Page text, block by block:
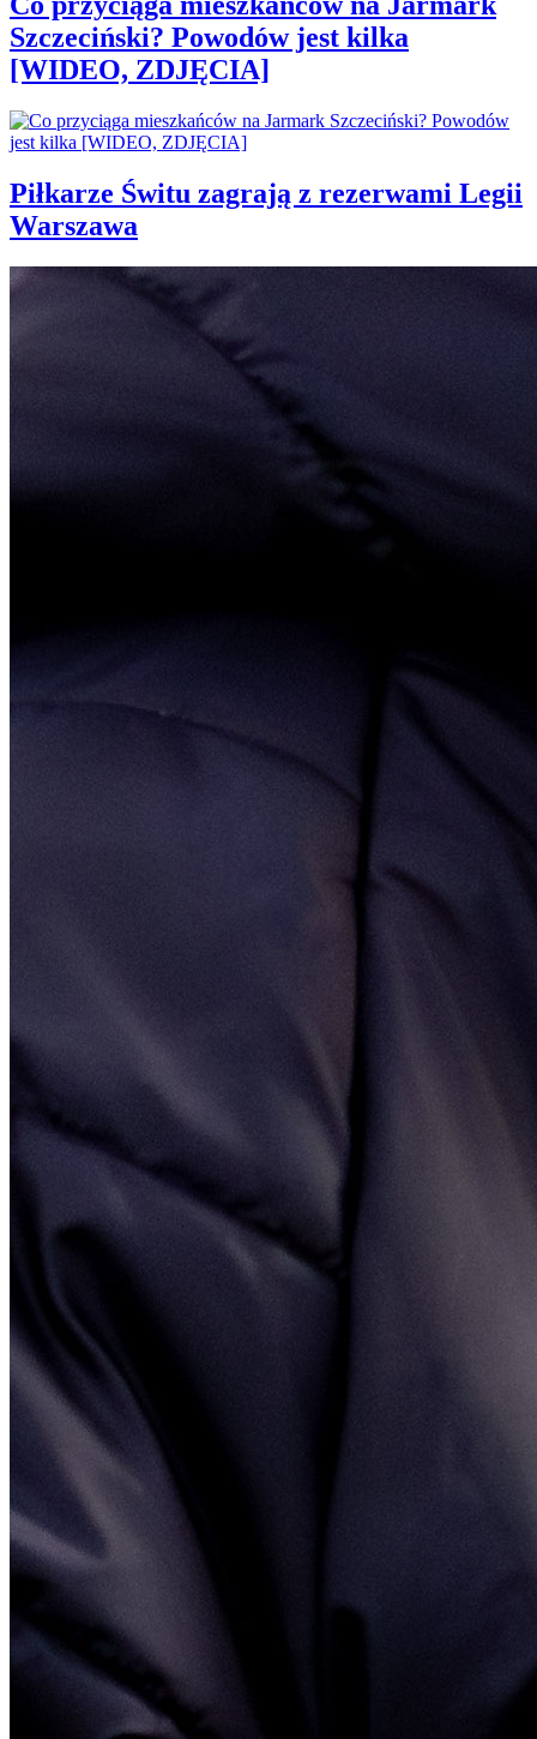
Szczeciński? Powodów jest kilka
[WIDEO, ZDJĘCIA]
Piłkarze Świtu zagrają z rezerwami Legii
Warszawa